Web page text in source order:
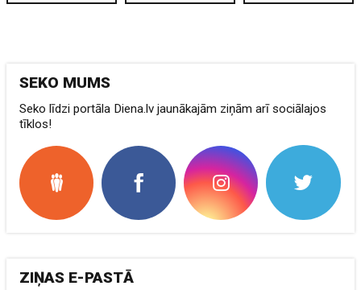
SEKO MUMS
Seko līdzi portāla Diena.lv jaunākajām ziņām arī sociālajos
tīklos!
ZIŅAS E-PASTĀ